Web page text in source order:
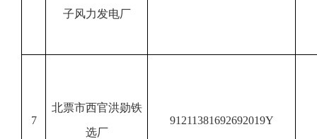
子风力发电厂
7
北票市西官洪勋铁
选厂
91211381692692019Y